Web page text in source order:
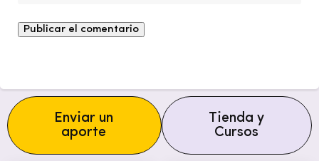
Enviar un
aporte
Tienda y
Cursos